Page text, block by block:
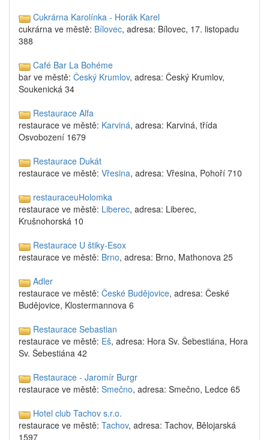
Cukrárna Karolínka - Horák Karel
cukrárna ve městě: Bílovec, adresa: Bílovec, 17. listopadu
388
Café Bar La Bohéme
bar ve městě: Český Krumlov, adresa: Český Krumlov,
Soukenická 34
Restaurace Alfa
restaurace ve městě: Karviná, adresa: Karviná, třída
Osvobození 1679
Restaurace Dukát
restaurace ve městě: Vřesina, adresa: Vřesina, Pohoří 710
restauraceuHolomka
restaurace ve městě: Liberec, adresa: Liberec,
Krušnohorská 10
Restaurace U štiky-Esox
restaurace ve městě: Brno, adresa: Brno, Mathonova 25
Adler
restaurace ve městě: České Budějovice, adresa: České
Budějovice, Klostermannova 6
Restaurace Sebastian
restaurace ve městě: Eš, adresa: Hora Sv. Šebestiána, Hora
Sv. Šebestiána 42
Restaurace - Jaromír Burgr
restaurace ve městě: Smečno, adresa: Smečno, Ledce 65
Hotel club Tachov s.r.o.
restaurace ve městě: Tachov, adresa: Tachov, Bělojarská
1597